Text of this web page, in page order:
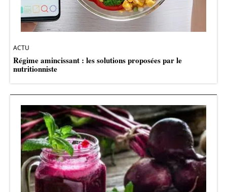
ACTU
Régime amincissant : les solutions proposées par le
nutritionniste